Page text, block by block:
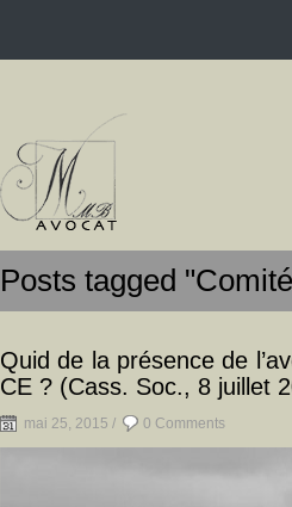
Posts tagged
Quid de la présence de
CE ? (Cass. Soc., 8 juillet
mai 25, 2015 / 0 Comments